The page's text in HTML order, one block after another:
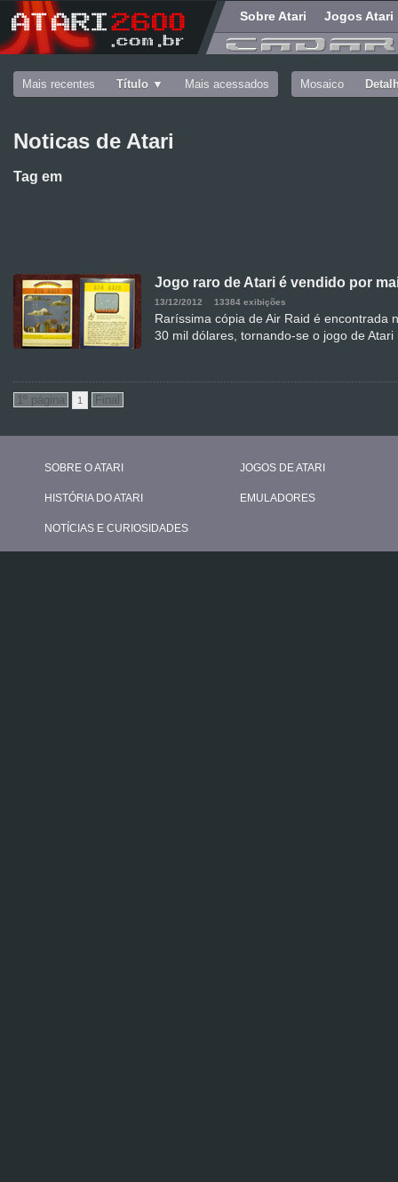
Sobre Atari Jogos Atari
Mais recentes Título Mais acessados Mosaico
Noticas de Atari
Tag em
Jogo raro de Atari é vendido por
13/12/2012 13384 exibições
Raríssima cópia de Air Raid é encontrada
30 mil dólares, tornando-se o jogo de
1
SOBRE O ATARI
HISTÓRIA DO ATARI
NOTÍCIAS E CURIOSIDADES
JOGOS DE ATARI
EMULADORES